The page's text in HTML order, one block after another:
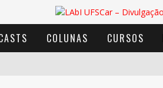
COLUNAS CURSOS